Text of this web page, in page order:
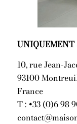
UNIQUEMENT
10, rue Jean-
93100
France
T : +33 (0)6 98